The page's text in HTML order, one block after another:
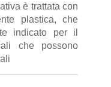
è trattata con
plastica, che
indicato per il
che possono